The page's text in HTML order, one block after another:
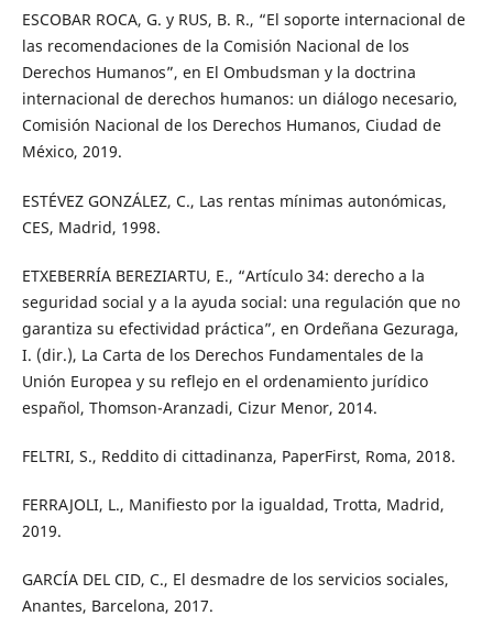
ESCOBAR ROCA, G. y RUS, B. R., “El soporte internacional de
las recomendaciones de la Comisión Nacional de los
Derechos Humanos”, en El Ombudsman y la doctrina
internacional de derechos humanos: un diálogo necesario,
Comisión Nacional de los Derechos Humanos, Ciudad de
México, 2019.
ESTÉVEZ GONZÁLEZ, C., Las rentas mínimas autonómicas,
CES, Madrid, 1998.
ETXEBERRÍA BEREZIARTU, E., “Artículo 34: derecho a la
seguridad social y a la ayuda social: una regulación que no
garantiza su efectividad práctica”, en Ordeñana Gezuraga,
I. (dir.), La Carta de los Derechos Fundamentales de la
Unión Europea y su reflejo en el ordenamiento jurídico
español, Thomson-Aranzadi, Cizur Menor, 2014.
FELTRI, S., Reddito di cittadinanza, PaperFirst, Roma, 2018.
FERRAJOLI, L., Manifiesto por la igualdad, Trotta, Madrid,
2019.
GARCÍA DEL CID, C., El desmadre de los servicios sociales,
Anantes, Barcelona, 2017.